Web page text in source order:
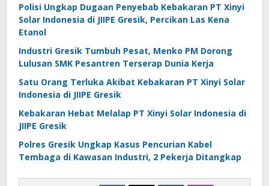
Polisi Ungkap Dugaan Penyebab Kebakaran PT Xinyi
Solar Indonesia di JIIPE Gresik, Percikan Las Kena
Etanol
Industri Gresik Tumbuh Pesat, Menko PM Dorong
Lulusan SMK Pesantren Terserap Dunia Kerja
Satu Orang Terluka Akibat Kebakaran PT Xinyi Solar
Indonesia di JIIPE Gresik
Kebakaran Hebat Melalap PT Xinyi Solar Indonesia di
JIIPE Gresik
Polres Gresik Ungkap Kasus Pencurian Kabel
Tembaga di Kawasan Industri, 2 Pekerja Ditangkap